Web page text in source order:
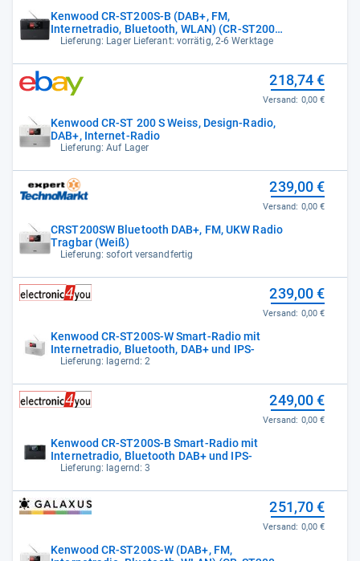
Kenwood CR-ST200S-B (DAB+, FM,
Internetradio, Bluetooth, WLAN) (CR-ST200S-
B)Lieferung: Lager Lieferant: vorrätig, 2-6 Werktage
Kenwood CR-ST 200 S Weiss, Design-Radio,
DAB+, Internet-Radio
Lieferung: Auf Lager
218,74 €
Versand: 0,00 €
CRST200SW Bluetooth DAB+, FM, UKW Radio
Tragbar (Weiß)
Lieferung: sofort versandfertig
239,00 €
Versand: 0,00 €
Kenwood CR-ST200S-W Smart-Radio mit
Internetradio, Bluetooth, DAB+ und IPS-
Lieferung: lagernd: 2
239,00 €
Versand: 0,00 €
Kenwood CR-ST200S-B Smart-Radio mit
Internetradio, Bluetooth DAB+ und IPS-
Lieferung: lagernd: 3
249,00 €
Versand: 0,00 €
Kenwood CR-ST200S-W (DAB+, FM,
251,70 €
Versand: 0,00 €